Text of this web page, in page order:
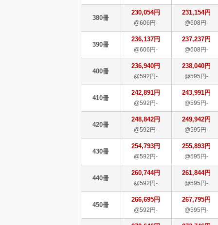
380冊
230,054円
@606円-
231,154円
@608円-
390冊
236,137円
@606円-
237,237円
@608円-
400冊
236,940円
@592円-
238,040円
@595円-
410冊
242,891円
@592円-
243,991円
@595円-
420冊
248,842円
@592円-
249,942円
@595円-
430冊
254,793円
@592円-
255,893円
@595円-
440冊
260,744円
@592円-
261,844円
@595円-
450冊
266,695円
@592円-
267,795円
@595円-